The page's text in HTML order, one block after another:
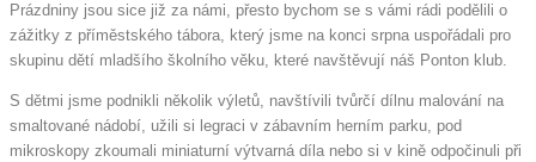
Prázdniny jsou sice již za námi, přesto bychom se s vámi rádi podělili o
zážitky z příměstského tábora, který jsme na konci srpna uspořádali pro
skupinu dětí mladšího školního věku, které navštěvují náš Ponton klub.
S dětmi jsme podnikli několik výletů, navštívili tvůrčí dílnu malování na
smaltované nádobí, užili si legraci v zábavním herním parku, pod
mikroskopy zkoumali miniaturní výtvarná díla nebo si v kině odpočinuli při